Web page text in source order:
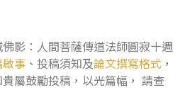
影：人間菩薩傳道法師圓寂十週
事 、投稿須知及論文撰寫格式 ，
屬鼓勵投稿，以光篇幅， 請查